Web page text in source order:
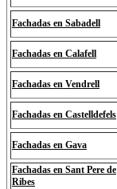
Fachadas en Sabadell
Fachadas en Calafell
Fachadas en Vendrell
Fachadas en Castelldefels
Fachadas en Gava
Fachadas en Sant Pere de
Ribes